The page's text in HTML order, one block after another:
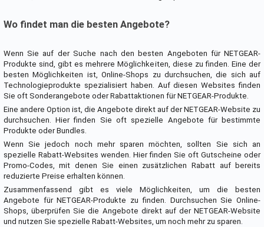
Wo findet man die besten Angebote?
Wenn Sie auf der Suche nach den besten Angeboten für NETGEAR-
Produkte sind, gibt es mehrere Möglichkeiten, diese zu finden. Eine der
besten Möglichkeiten ist, Online-Shops zu durchsuchen, die sich auf
Technologieprodukte spezialisiert haben. Auf diesen Websites finden
Sie oft Sonderangebote oder Rabattaktionen für NETGEAR-Produkte.
Eine andere Option ist, die Angebote direkt auf der NETGEAR-Website zu
durchsuchen. Hier finden Sie oft spezielle Angebote für bestimmte
Produkte oder Bundles.
Wenn Sie jedoch noch mehr sparen möchten, sollten Sie sich an
spezielle Rabatt-Websites wenden. Hier finden Sie oft Gutscheine oder
Promo-Codes, mit denen Sie einen zusätzlichen Rabatt auf bereits
reduzierte Preise erhalten können.
Zusammenfassend gibt es viele Möglichkeiten, um die besten
Angebote für NETGEAR-Produkte zu finden. Durchsuchen Sie Online-
Shops, überprüfen Sie die Angebote direkt auf der NETGEAR-Website
und nutzen Sie spezielle Rabatt-Websites, um noch mehr zu sparen.